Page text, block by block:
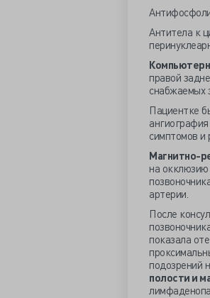
Антитела к
правой
снабжаемых
Пациентке
симптомов и
Магнитно-
на
артерии.
После
показала
подозрений
полости и